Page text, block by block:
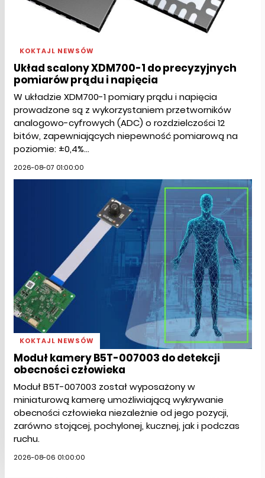
KOKTAJL NEWSÓW
Układ scalony XDM700-1 do precyzyjnych
pomiarów prądu i napięcia
W układzie XDM700-1 pomiary prądu i napięcia
prowadzone są z wykorzystaniem przetworników
analogowo-cyfrowych (ADC) o rozdzielczości 12
bitów, zapewniających niepewność pomiarową na
poziomie: ±0,4%...
2026-08-07 01:00:00
KOKTAJL NEWSÓW
Moduł kamery B5T-007003 do detekcji
obecności człowieka
Moduł B5T-007003 został wyposażony w
miniaturową kamerę umożliwiającą wykrywanie
obecności człowieka niezależnie od jego pozycji,
zarówno stojącej, pochylonej, kucznej, jak i podczas
ruchu.
2026-08-06 01:00:00